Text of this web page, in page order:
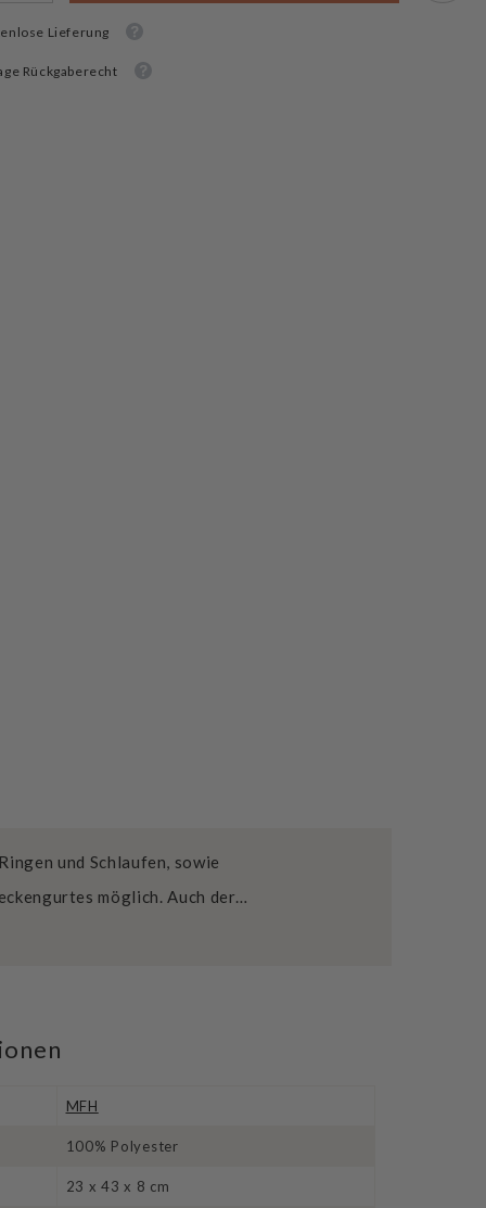
MFH
“Daypack”
Lieferung
Rückgaberecht
und Schlaufen, sowie
möglich. Auch der…
MFH
100% Polyester
23 x 43 x 8 cm